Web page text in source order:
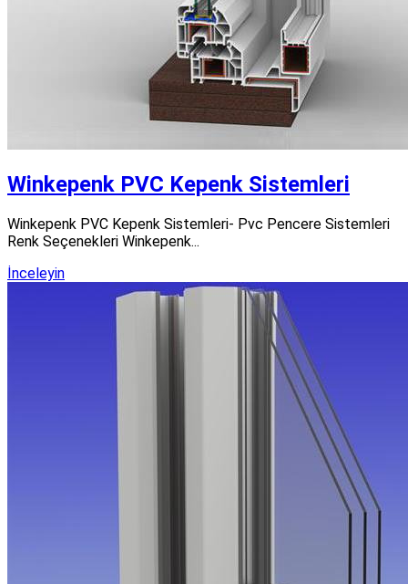
Winkepenk PVC Kepenk Sistemleri
Winkepenk PVC Kepenk Sistemleri- Pvc Pencere Sistemleri
Renk Seçenekleri Winkepenk...
İnceleyin